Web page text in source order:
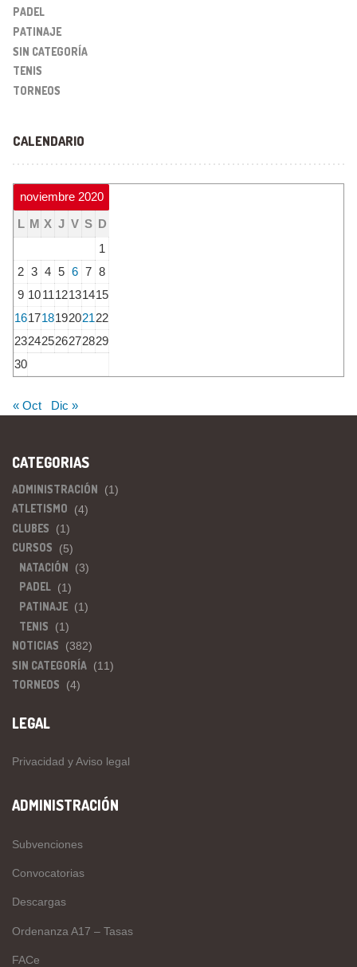
PADEL
PATINAJE
SIN CATEGORÍA
TENIS
TORNEOS
CALENDARIO
noviembre 2020
L M X J V S D
1
2 3 4 5 6 7 8
9 101112131415
16171819202122
23242526272829
30
« Oct Dic »
CATEGORIAS
ADMINISTRACIÓN (1)
ATLETISMO (4)
CLUBES (1)
CURSOS (5)
NATACIÓN (3)
PADEL (1)
PATINAJE (1)
TENIS (1)
NOTICIAS (382)
SIN CATEGORÍA (11)
TORNEOS (4)
LEGAL
Privacidad y Aviso legal
ADMINISTRACIÓN
Subvenciones
Convocatorias
Descargas
Ordenanza A17 – Tasas
FACe